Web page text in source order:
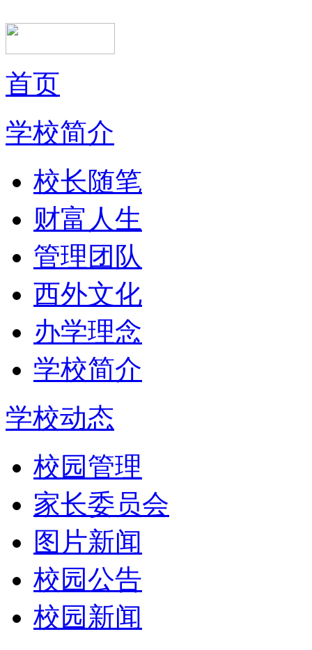
首页
学校简介
校长随笔
财富人生
管理团队
西外文化
办学理念
学校简介
学校动态
校园管理
家长委员会
图片新闻
校园公告
校园新闻